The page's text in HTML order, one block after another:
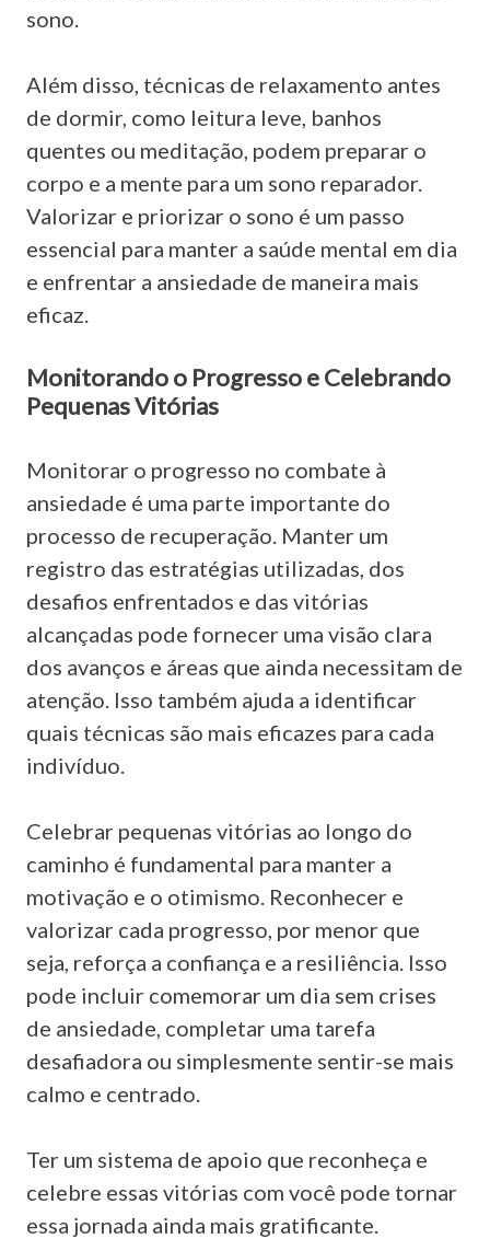
sono.
Além disso, técnicas de relaxamento antes
de dormir, como leitura leve, banhos
quentes ou meditação, podem preparar o
corpo e a mente para um sono reparador.
Valorizar e priorizar o sono é um passo
essencial para manter a saúde mental em dia
e enfrentar a ansiedade de maneira mais
eficaz.
Monitorando o Progresso e Celebrando
Pequenas Vitórias
Monitorar o progresso no combate à
ansiedade é uma parte importante do
processo de recuperação. Manter um
registro das estratégias utilizadas, dos
desafios enfrentados e das vitórias
alcançadas pode fornecer uma visão clara
dos avanços e áreas que ainda necessitam de
atenção. Isso também ajuda a identificar
quais técnicas são mais eficazes para cada
indivíduo.
Celebrar pequenas vitórias ao longo do
caminho é fundamental para manter a
motivação e o otimismo. Reconhecer e
valorizar cada progresso, por menor que
seja, reforça a confiança e a resiliência. Isso
pode incluir comemorar um dia sem crises
de ansiedade, completar uma tarefa
desafiadora ou simplesmente sentir-se mais
calmo e centrado.
Ter um sistema de apoio que reconheça e
celebre essas vitórias com você pode tornar
essa jornada ainda mais gratificante.